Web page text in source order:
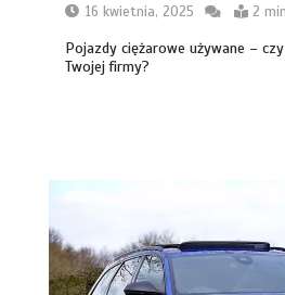
16 kwietnia, 2025
2 min
Pojazdy ciężarowe używane –
Twojej firmy?